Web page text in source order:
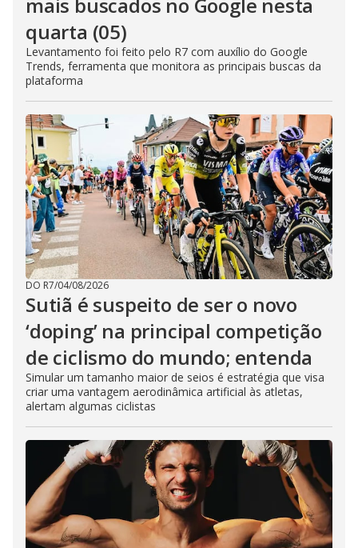
quarta (05)
Levantamento foi feito pelo R7 com auxílio do Google
Trends, ferramenta que monitora as principais buscas da
plataforma
DO R7/04/08/2026
Sutiã é suspeito de ser o novo
‘doping’ na principal competição
de ciclismo do mundo; entenda
Simular um tamanho maior de seios é estratégia que visa
criar uma vantagem aerodinâmica artificial às atletas,
alertam algumas ciclistas